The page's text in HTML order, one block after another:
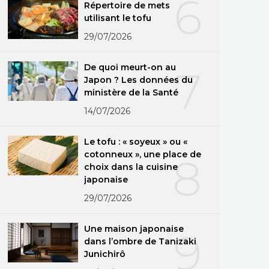
Répertoire de mets
utilisant le tofu
29/07/2026
7
De quoi meurt-on au
Japon ? Les données du
ministère de la Santé
14/07/2026
8
Le tofu : « soyeux » ou «
cotonneux », une place de
choix dans la cuisine
japonaise
29/07/2026
9
Une maison japonaise
dans l’ombre de Tanizaki
Junichirô